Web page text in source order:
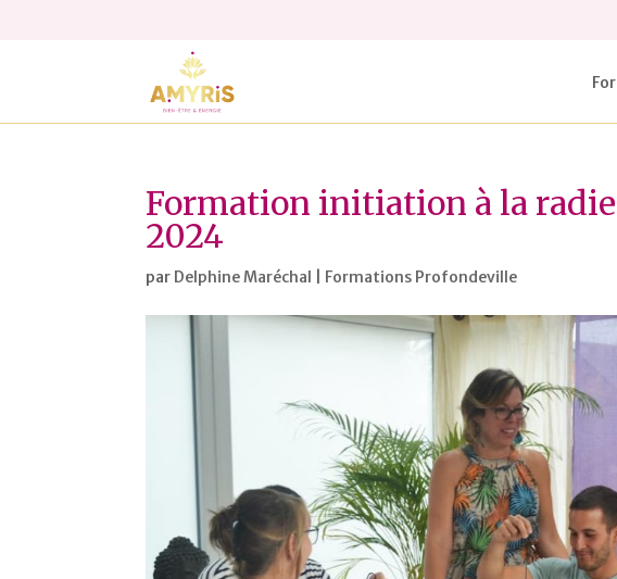
Formation initiation à la
2024
par Delphine Maréchal Formations Profondeville